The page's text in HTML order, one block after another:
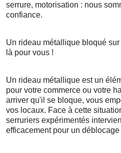
serrure, motorisation : nous
confiance.
Un rideau métallique bloqué
là pour vous !
Un rideau métallique est un
pour votre commerce ou votre
arriver qu'il se bloque, vous
vos locaux. Face à cette
serruriers expérimentés
efficacement pour un